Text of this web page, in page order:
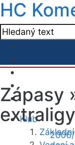
HC
Klub
Zápasy
extraligy